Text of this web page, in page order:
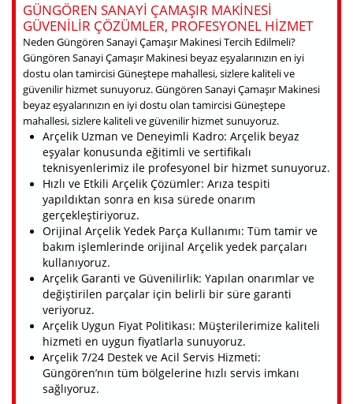
GÜNGÖREN SANAYI ÇAMAŞIR MAKINESI
GÜVENILIR ÇÖZÜMLER, PROFESYONEL HIZMET
Neden Güngören Sanayi Çamaşır Makinesi Tercih Edilmeli?
Güngören Sanayi Çamaşır Makinesi beyaz eşyalarınızın en iyi
dostu olan tamircisi Güneştepe mahallesi, sizlere kaliteli ve
güvenilir hizmet sunuyoruz. Güngören Sanayi Çamaşır Makinesi
beyaz eşyalarınızın en iyi dostu olan tamircisi Güneştepe
mahallesi, sizlere kaliteli ve güvenilir hizmet sunuyoruz.
Arçelik Uzman ve Deneyimli Kadro: Arçelik beyaz
eşyalar konusunda eğitimli ve sertifikalı
teknisyenlerimiz ile profesyonel bir hizmet sunuyoruz.
Hızlı ve Etkili Arçelik Çözümler: Arıza tespiti
yapıldıktan sonra en kısa sürede onarım
gerçekleştiriyoruz.
Orijinal Arçelik Yedek Parça Kullanımı: Tüm tamir ve
bakım işlemlerinde orijinal Arçelik yedek parçaları
kullanıyoruz.
Arçelik Garanti ve Güvenilirlik: Yapılan onarımlar ve
değiştirilen parçalar için belirli bir süre garanti
veriyoruz.
Arçelik Uygun Fiyat Politikası: Müşterilerimize kaliteli
hizmeti en uygun fiyatlarla sunuyoruz.
Arçelik 7/24 Destek ve Acil Servis Hizmeti:
Güngören’nın tüm bölgelerine hızlı servis imkanı
sağlıyoruz.